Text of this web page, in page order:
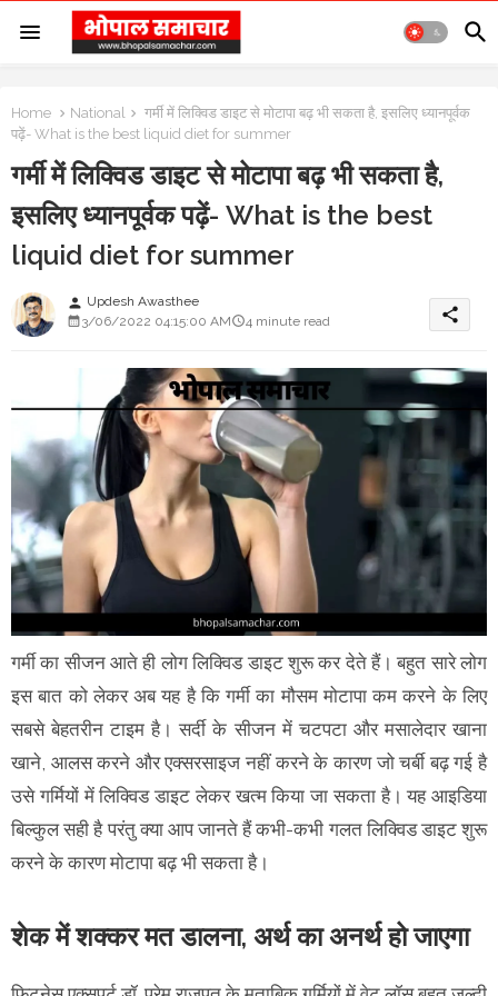
Home National
गर्मी में लिक्विड डाइट से मोटापा बढ़ भी सकता है, इसलिए ध्यानपूर्वक
पढ़ें- What is the best liquid diet for summer
गर्मी में लिक्विड डाइट से मोटापा बढ़ भी सकता है,
इसलिए ध्यानपूर्वक पढ़ें- What is the best
liquid diet for summer
person Updesh Awasthee
3/06/2022 04:15:00 AM
4 minute read share
गर्मी का सीजन आते ही लोग लिक्विड डाइट शुरू कर देते हैं। बहुत सारे लोग
इस बात को लेकर अब यह है कि गर्मी का मौसम मोटापा कम करने के लिए
सबसे बेहतरीन टाइम है। सर्दी के सीजन में चटपटा और मसालेदार खाना
खाने, आलस करने और एक्सरसाइज नहीं करने के कारण जो चर्बी बढ़ गई है
उसे गर्मियों में लिक्विड डाइट लेकर खत्म किया जा सकता है। यह आइडिया
बिल्कुल सही है परंतु क्या आप जानते हैं कभी-कभी गलत लिक्विड डाइट शुरू
करने के कारण मोटापा बढ़ भी सकता है।
शेक में शक्कर मत डालना, अर्थ का अनर्थ हो जाएगा